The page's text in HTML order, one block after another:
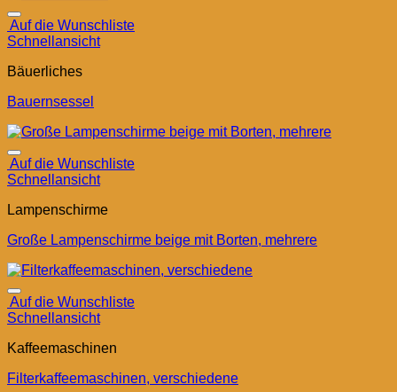
Auf die Wunschliste
Schnellansicht
Bäuerliches
Bauernsessel
Auf die Wunschliste
Schnellansicht
Lampenschirme
Große Lampenschirme beige mit Borten, mehrere
Auf die Wunschliste
Schnellansicht
Kaffeemaschinen
Filterkaffeemaschinen, verschiedene